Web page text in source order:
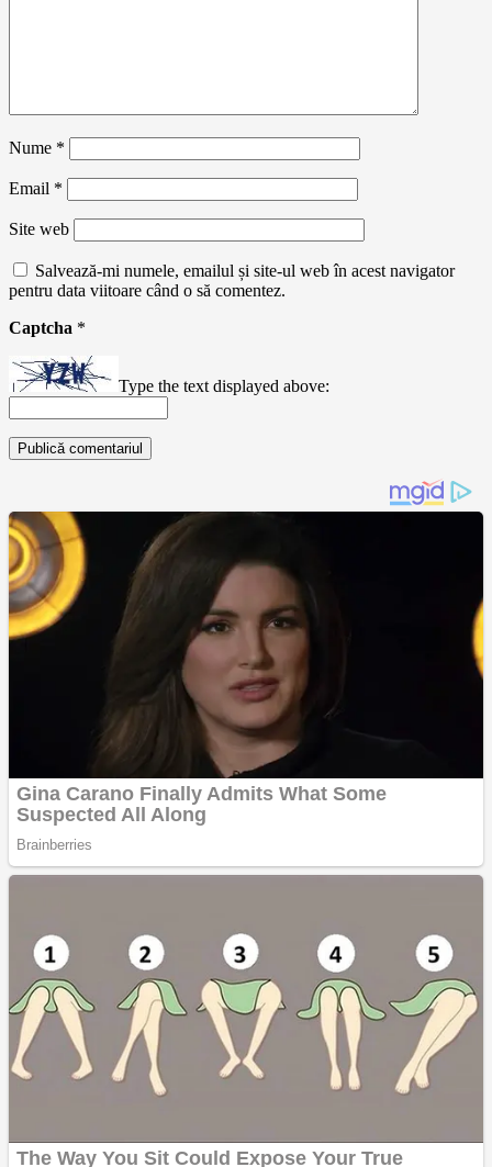
Nume *
Email *
Site web
Salvează-mi numele, emailul și site-ul web în acest navigator
pentru data viitoare când o să comentez.
Captcha *
Type the text displayed above: